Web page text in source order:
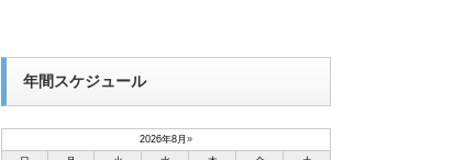
年間スケジュール
2026年8月 »